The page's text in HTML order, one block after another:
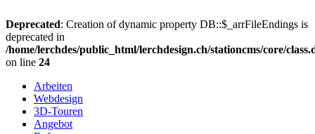
Deprecated: Creation of dynamic property DB::$_arrFileEndings is
deprecated in
/home/lerchdes/public_html/lerchdesign.ch/stationcms/core/
on line 24
Arbeiten
Webdesign
3D-Touren
Angebot